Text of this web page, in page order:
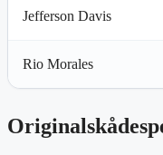
Jefferson Davis
Rio Morales